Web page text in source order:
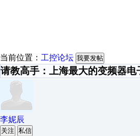
当前位置： 工控论坛 我要发帖
请教高手：上海最大的变频器
李妮辰
关注 私信